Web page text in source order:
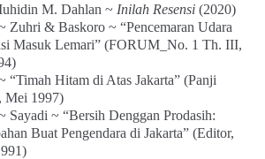
M. Dahlan ~ Inilah Resensi(2020)
Zuhri & Baskoro ~ “Pencemaran Udara
Masuk Lemari” (FORUM_No. 1 Th. III,
“Timah Hitam di Atas Jakarta” (Panji
Mei 1997)
Sayadi ~ “Bersih Denggan Prodasih:
Buat Pengendara di Jakarta” (Editor,